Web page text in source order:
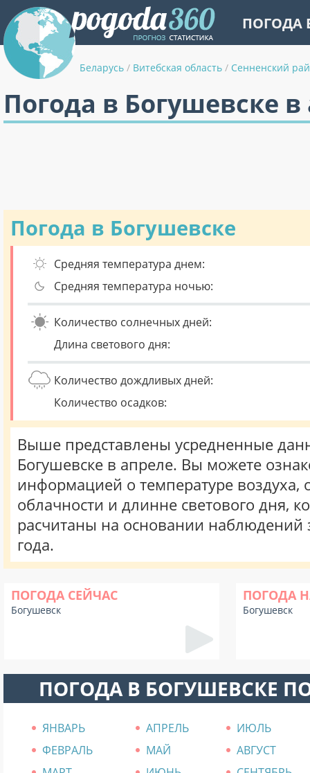
ПОГОДА
Беларусь / Витебская область / Сенненский
Погода в Богушевске в
Погода в Богушевске
Средняя температура днем:
Средняя температура ночью:
Количество солнечных дней:
Длина светового дня:
Количество дождливых дней:
Количество осадков:
Выше представлены усредненные
Богушевске в апреле. Вы можете
информацией о температуре воздуха,
облачности и длинне светового дня,
расчитаны на основании наблюдений
года.
ПОГОДА СЕЙЧАС
Богушевск
ПОГОДА
Богушевск
ПОГОДА В БОГУШЕВСКЕ
ЯНВАРЬ АПРЕЛЬ
ИЮЛЬ
ФЕВРАЛЬ
МАЙ
АВГУСТ